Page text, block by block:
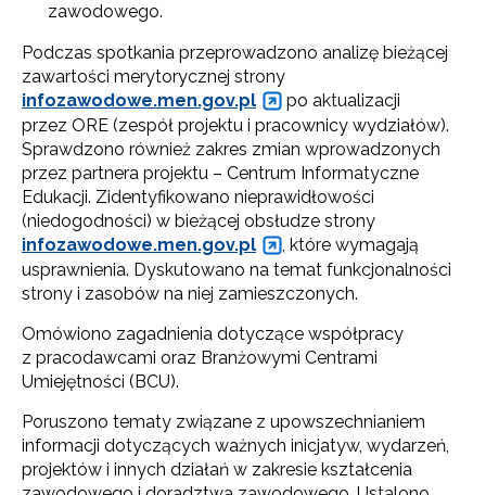
zawodowego.
Podczas spotkania przeprowadzono analizę bieżącej
zawartości merytorycznej strony
infozawodowe.men.gov.pl
po aktualizacji
przez ORE (zespół projektu i pracownicy wydziałów).
Sprawdzono również zakres zmian wprowadzonych
przez partnera projektu – Centrum Informatyczne
Edukacji. Zidentyfikowano nieprawidłowości
(niedogodności) w bieżącej obsłudze strony
infozawodowe.men.gov.pl
, które wymagają
usprawnienia. Dyskutowano na temat funkcjonalności
strony i zasobów na niej zamieszczonych.
Omówiono zagadnienia dotyczące współpracy
z pracodawcami oraz Branżowymi Centrami
Umiejętności (BCU).
Poruszono tematy związane z upowszechnianiem
informacji dotyczących ważnych inicjatyw, wydarzeń,
projektów i innych działań w zakresie kształcenia